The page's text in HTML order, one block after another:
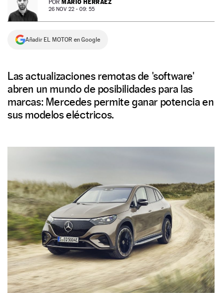
NEWSLETTER
SÍGUENOS
POR MARIO HERRÁEZ
26 NOV 22 - 09: 55
Añadir EL MOTOR en Google
Las actualizaciones remotas de 'software'
abren un mundo de posibilidades para las
marcas: Mercedes permite ganar potencia en
sus modelos eléctricos.